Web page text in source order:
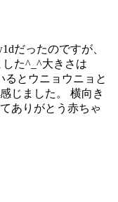
だったのですが、
た^_^大きさは
るとウニョウニョと
じました。 横向き
ありがとう赤ちゃ